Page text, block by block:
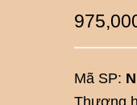
Mã SP:
Thương